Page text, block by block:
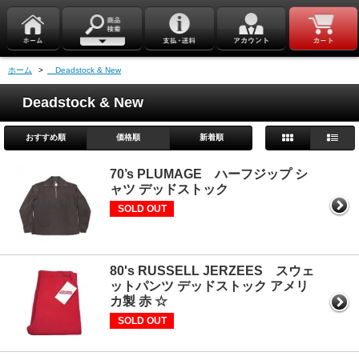
ホーム > Deadstock & New
Deadstock & New
おすすめ順 価格順 新着順
70’s PLUMAGE ハーフジップ シ
ャツ デッドストック
SOLD OUT
80's RUSSELL JERZEES スウェ
ットパンツ デッドストック アメリ
カ製 赤 ☆
SOLD OUT